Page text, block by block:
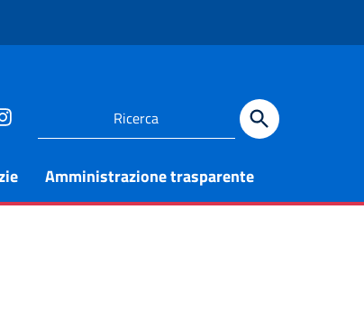
Amministrazione trasparente